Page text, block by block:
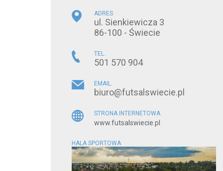
ADRES
ul. Sienkiewicza 3
86-100 - Świecie
TEL.
501 570 904
EMAIL.
biuro@futsalswiecie.pl
STRONA INTERNETOWA
www.futsalswiecie.pl
HALA SPORTOWA